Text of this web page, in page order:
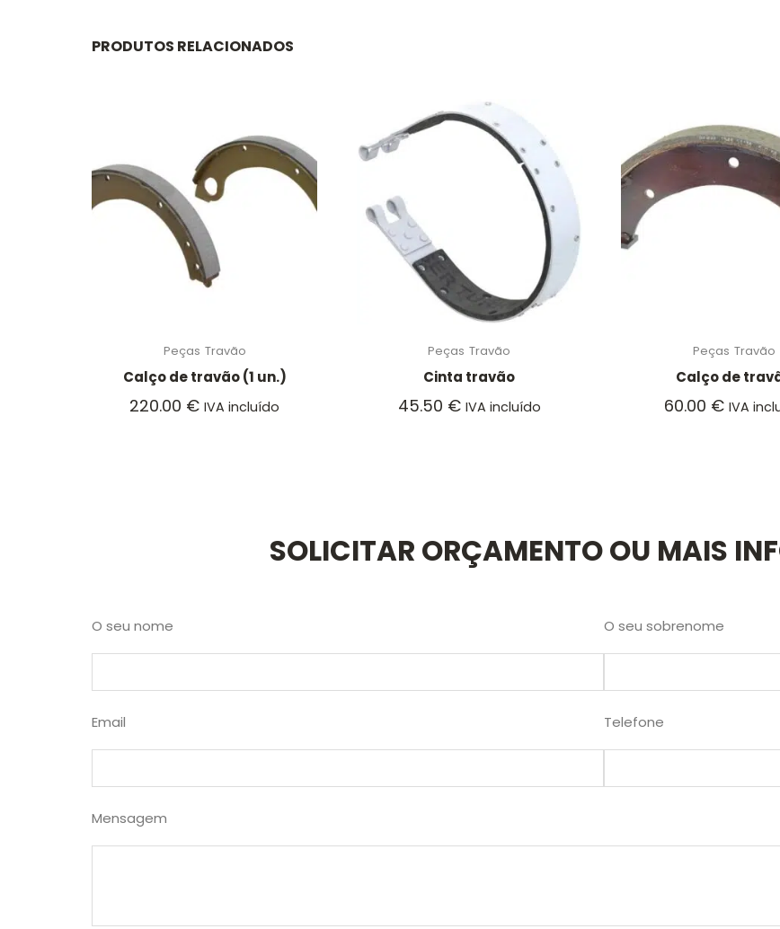
PRODUTOS RELACIONADOS
Peças Travão
Calço de travão (1 un.)
220.00 € IVA incluído
Peças Travão
Cinta travão
45.50 € IVA incluído
Peças Travão
Calço de
60.00 € IVA
SOLICITAR ORÇAMENTO OU MAIS
O seu nome O seu sobrenome
Email Telefone
Mensagem